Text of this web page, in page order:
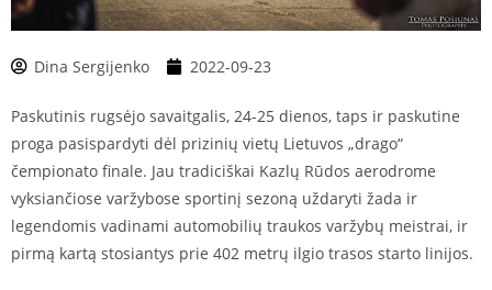
Dina Sergijenko 2022-09-23
Paskutinis rugsėjo savaitgalis, 24-25 dienos, taps ir paskutine
proga pasispardyti dėl prizinių vietų Lietuvos „drago“
čempionato finale. Jau tradiciškai Kazlų Rūdos aerodrome
vyksiančiose varžybose sportinį sezoną uždaryti žada ir
legendomis vadinami automobilių traukos varžybų meistrai, ir
pirmą kartą stosiantys prie 402 metrų ilgio trasos starto linijos.